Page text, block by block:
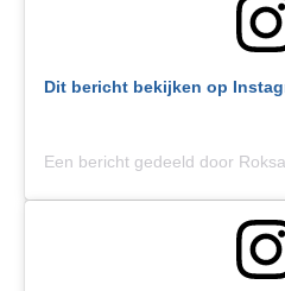
Dit bericht bekijken op
Een bericht gedeeld door